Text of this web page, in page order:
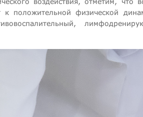
к положительной физической